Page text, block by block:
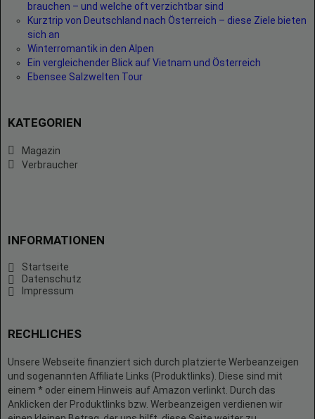
brauchen – und welche oft verzichtbar sind
Kurztrip von Deutschland nach Österreich – diese Ziele bieten
sich an
Winterromantik in den Alpen
Ein vergleichender Blick auf Vietnam und Österreich
Ebensee Salzwelten Tour
KATEGORIEN
Magazin
Verbraucher
INFORMATIONEN
Startseite
Datenschutz
Impressum
RECHLICHES
Unsere Webseite finanziert sich durch platzierte Werbeanzeigen
und sogenannten Affiliate Links (Produktlinks). Diese sind mit
einem * oder einem Hinweis auf Amazon verlinkt. Durch das
Anklicken der Produktlinks bzw. Werbeanzeigen verdienen wir